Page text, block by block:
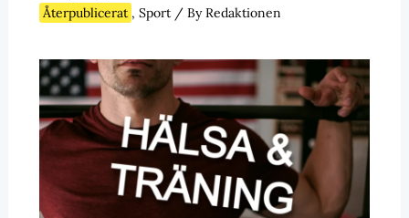
Återpublicerat , Sport/ ByRedaktionen